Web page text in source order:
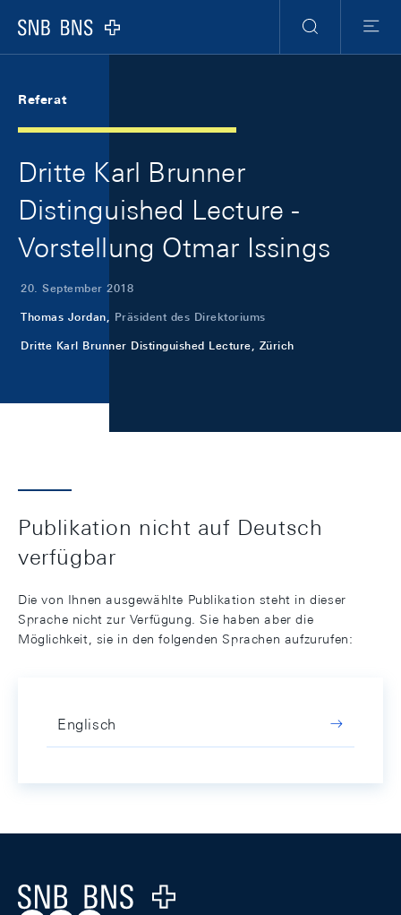
Logo
Suche
Menu
Referat
Dritte Karl Brunner
Distinguished Lecture -
Vorstellung Otmar Issings
20. September 2018
Thomas Jordan, Präsident des Direktoriums
Dritte Karl Brunner Distinguished Lecture, Zürich
Publikation nicht auf Deutsch
verfügbar
Die von Ihnen ausgewählte Publikation steht in dieser
Sprache nicht zur Verfügung. Sie haben aber die
Möglichkeit, sie in den folgenden Sprachen aufzurufen:
Englisch
Logo